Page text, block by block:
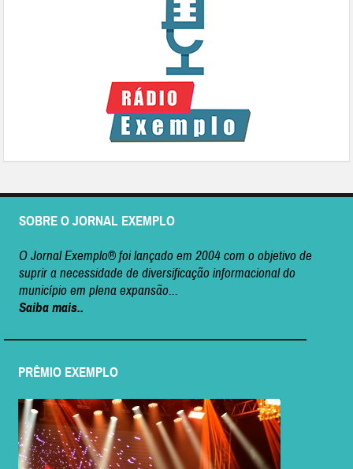
SOBRE O JORNAL EXEMPLO
O Jornal Exemplo® foi lançado em 2004 com o objetivo de
suprir a necessidade de diversificação informacional do
município em plena expansão...
Saiba mais..
PRÊMIO EXEMPLO